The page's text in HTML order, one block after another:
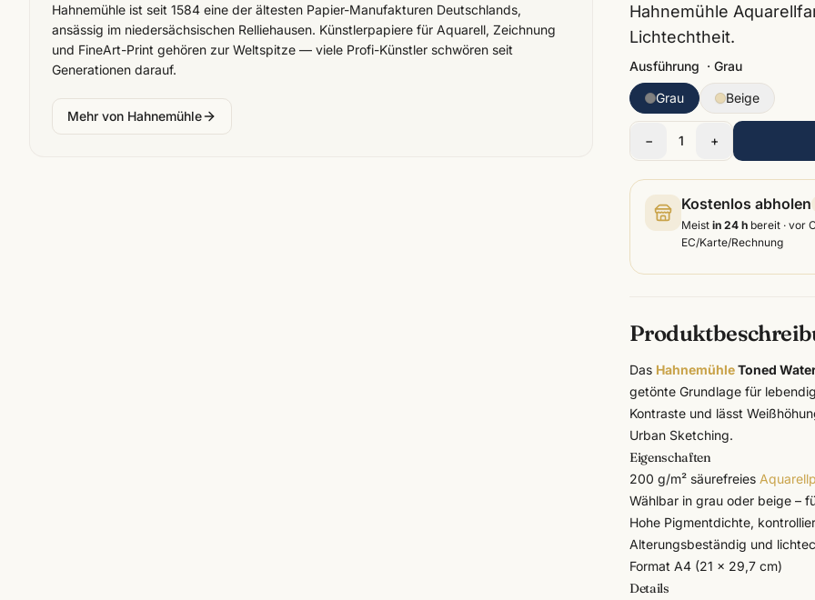
Hahnemühle ist seit 1584 eine der ältesten Papier-Manufakturen Deutschlands,
ansässig im niedersächsischen Relliehausen. Künstlerpapiere für Aquarell, Zeichnung
und FineArt-Print gehören zur Weltspitze — viele Profi-Künstler schwören seit
Generationen darauf.
Mehr von Hahnemühle
Hahnemühle
Lichtechtheit.
Ausführung · Grau
Grau Beige
− 1 +
Kostenlos abholen
Meist in 24 h bereit · vor
EC/Karte/Rechnung
Das HahnemühleToned
getönte Grundlage für
Kontraste und lässt
Urban Sketching.
Eigenschaften
200 g/m² säurefreies
Wählbar in grau oder beige –
Hohe Pigmentdichte,
Alterungsbeständig und
Format A4 (21 × 29,7 cm)
Details